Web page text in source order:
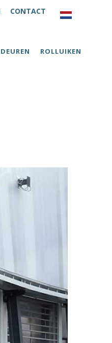
CONTACT
ROLLUIKEN